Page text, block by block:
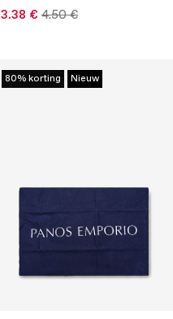
3.38 € 4.50 €
80% korting Nieuw